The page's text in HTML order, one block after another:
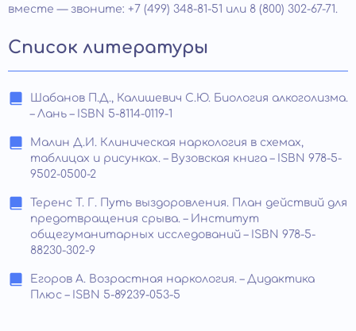
вместе — звоните: +7 (499) 348-81-51 или 8 (800) 302-67-71.
Список литературы
Шабанов П.Д., Калишевич С.Ю. Биология алкоголизма.
– Лань – ISBN 5-8114-0119-1
Малин Д.И. Клиническая наркология в схемах,
таблицах и рисунках. – Вузовская книга – ISBN 978-5-
9502-0500-2
Теренс Т. Г. Путь выздоровления. План действий для
предотвращения срыва. – Институт
общегуманитарных исследований – ISBN 978-5-
88230-302-9
Егоров А. Возрастная наркология. – Дидактика
Плюс – ISBN 5-89239-053-5